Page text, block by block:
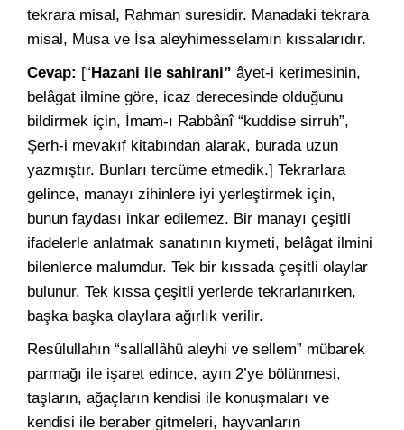
tekrara misal, Rahman suresidir. Manadaki tekrara
misal, Musa ve İsa aleyhimesselamın kıssalarıdır.
Cevap: [“Hazani ile sahirani” âyet-i kerimesinin,
belâgat ilmine göre, icaz derecesinde olduğunu
bildirmek için, İmam-ı Rabbânî “kuddise sirruh”,
Şerh-i mevakıf kitabından alarak, burada uzun
yazmıştır. Bunları tercüme etmedik.] Tekrarlara
gelince, manayı zihinlere iyi yerleştirmek için,
bunun faydası inkar edilemez. Bir manayı çeşitli
ifadelerle anlatmak sanatının kıymeti, belâgat ilmini
bilenlerce malumdur. Tek bir kıssada çeşitli olaylar
bulunur. Tek kıssa çeşitli yerlerde tekrarlanırken,
başka başka olaylara ağırlık verilir.
Resûlullahın “sallallâhü aleyhi ve sellem” mübarek
parmağı ile işaret edince, ayın 2’ye bölünmesi,
taşların, ağaçların kendisi ile konuşmaları ve
kendisi ile beraber gitmeleri, hayvanların